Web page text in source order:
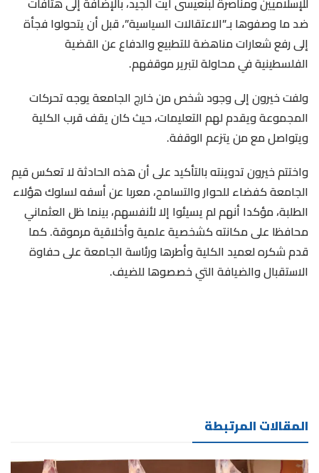
ضد ما وصفوها بـ”الاعتقالات السياسية”، قبل أن يتحولوا فجأة
إلى رفع شعارات مناهضة للتطبيع والدفاع عن القضية
الفلسطينية في محاولة لتبرير موقفهم.
ولفت خيرون إلى وجود شخص من خارج الجامعة يوجه تحركات
المجموعة ويقدم لهم التعليمات، حيث كان يقف قرب الكلية
ويتواصل مع من يتزعم الوقفة.
واختتم خيرون تدوينته بالتأكيد على أن هذه الحادثة لا تعكس قيم
الجامعة كفضاء للحوار والتسامح، معربا عن أسفه لسلوك هؤلاء
الطلبة، مؤكدا أنهم لم يسيئوا إلا لأنفسهم، بينما ظل العثماني
محافظا على مكانته كشخصية علمية وأخلاقية مرموقة. كما
قدم شكره لعميد الكلية وأطرها ورئاسة الجامعة على حفاوة
الاستقبال والضيافة التي خصصوها للضيف.
المقالات المرتبطة